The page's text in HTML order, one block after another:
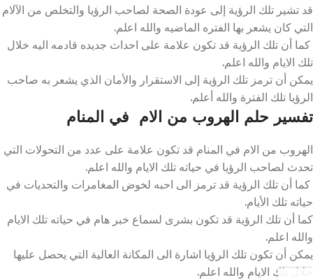
قد تشير تلك الرؤية إلى عودة الصحة لصاحب الرؤيا والتخلص من الآلام
التي كان يشعر بها الفتره الماضيه والله اعلم.
كما أن تلك الرؤية قد تكون علامة على احداث جديده قادمه اليه خلال
تلك الايام والله اعلم.
يمكن أن ترمز تلك الرؤية إلى الاستقرار والأمان الذي يشعر به صاحب
الرؤيا تلك الفترة والله أعلم.
تفسير حلم الهروب من الام في المنام
الهروب من الام في المنام قد تكون علامة على عدد من التحولات التي
تحدث لصاحب الرؤيا في حياته تلك الايام والله اعلم.
كما أن تلك الرؤية قد ترمز الى احبه لخوض المغامرات والتحديات في
حياته تلك الأيام.
كما أن تلك الرؤية قد تكون بشرى لسماع خبر هام في حياته تلك الايام
والله اعلم.
يمكن أن تكون تلك الرؤيا اشارة الى المكانة العالية التي يحصل عليها
خلال تلك الايام والله اعلم.